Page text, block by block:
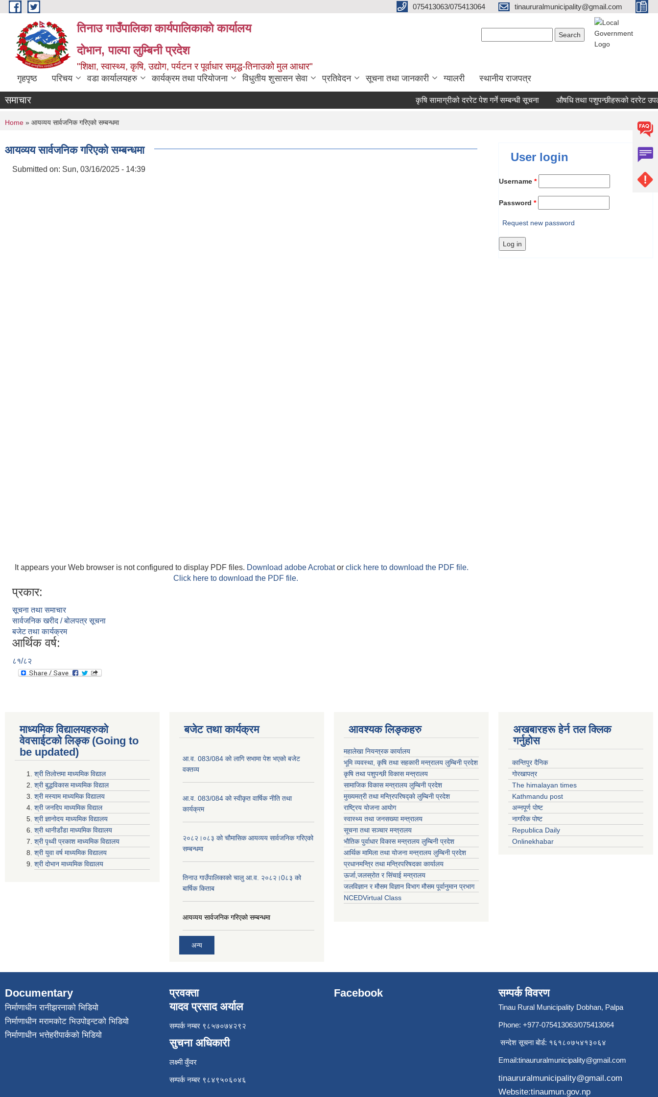
Skip to main content 075413063/075413064 tinaururalmunicipality@gmail.com
तिनाउ गाउँपालिका कार्यपालिकाकाे कार्यालय
दोभान, पाल्पा लुम्बिनी प्रदेश
"शिक्षा, स्वास्थ्य, कृषि, उद्योग, पर्यटन र पूर्वाधार समृद्ध-तिनाउको मुल आधार"
गृहपृष्ठ परिचय वडा कार्यालयहरु कार्यक्रम तथा परियोजना विधुतीय शुसासन सेवा प्रतिवेदन सूचना तथा जानकारी ग्यालरी स्थानीय राजपत्र
समाचार कृषि सामाग्रीको दररेट पेश गर्ने सम्बन्धी सूचना औषधि तथा पशुपन्छीहरूको दररेट
You are here
Home » आयव्यय सार्वजनिक गरिएको सम्बन्धमा
आयव्यय सार्वजनिक गरिएको सम्बन्धमा
Submitted on: Sun, 03/16/2025 - 14:39
It appears your Web browser is not configured to display PDF files. Download adobe Acrobator click here to download the PDF file.
Click here to download the PDF file.
प्रकार:
सूचना तथा समाचार
सार्वजनिक खरीद / बोलपत्र सूचना
बजेट तथा कार्यक्रम
आर्थिक वर्ष:
८१/८२
User login
Username *
Password *
Request new password
माध्यमिक विद्यालयहरुकाे
वेवसाईटको लिङ्क (Going to
be updated)
श्री तिलाेत्तमा माध्यमिक विद्याल
श्री बुद्धविकास माध्यमिक विद्याल
श्री मस्याम माध्यमिक विद्यालय
श्री जनदिप माध्यमिक विद्याल
श्री ज्ञानोदय माध्यमिक विद्यालय
श्री थानीडाँडा माध्यमिक विद्यालय
श्री पृथ्वी प्रकाश माध्यमिक विद्यालय
श्री युवा वर्ष माध्यमिक विद्यालय
श्री दोभान माध्यमिक विद्यालय
बजेट तथा कार्यक्रम
आ.व. 083/084 को लागि सभामा पेश भएको बजेट
वक्तव्य
आ.व. 083/084 को स्वीकृत वार्षिक नीति तथा
कार्यक्रम
२०८२।०८३ को चौमासिक आयव्यय सार्वजनिक गरिएको
सम्बन्धमा
तिनाउ गाउँपालिकाको चालु आ.व. २०८२।0८३ को
बार्षिक किताब
आयव्यय सार्वजनिक गरिएको सम्बन्धमा
अन्य
आवश्यक लिङ्कहरु
महालेखा नियन्त्रक कार्यालय
भूमि व्यवस्था, कृषि तथा सहकारी मन्त्रालय लुम्बिनी प्रदेश
कृषि तथा पशुपन्छी विकास मन्त्रालय
सामाजिक विकास मन्त्रालय लुम्बिनी प्रदेश
मुख्यमत्री तथा मन्त्रिपरिषद्काे लुम्बिनी प्रदेश
राष्ट्रिय योजना आयोग
स्वास्थ्य तथा जनसख्या मन्त्रालय
सूचना तथा सञ्चार मन्त्रालय
भाैतिक पुर्वाधार विकास मन्त्रालय लुम्बिनी प्रदेश
आर्थिक मामिला तथा योजना मन्त्रालय लुम्बिनी प्रदेश
प्रधानमन्त्रि तथा मन्त्रिपरिषदका कार्यालय
ऊर्जा,जलस्रोत र सिंचाई मन्त्रालय
जलविज्ञान र मौसम विज्ञान विभाग मौसम पूर्वानुमान प्रभाग
NCEDVirtual Class
अखबारहरू हेर्न तल क्लिक
गर्नुहोस
कान्तिपुर दैनिक
गोरखापत्र
The himalayan times
Kathmandu post
अन्नपूर्ण पोष्ट
नागरिक पोष्ट
Republica Daily
Onlinekhabar
Documentary
निर्माणाधीन रानीझरनाको भिडियो
निर्माणाधीन मरामकोट भिउपोइन्टको भिडियो
निर्माणाधीन भत्तेहरीपार्कको भिडियो
प्रवक्ता
यादव प्रसाद अर्याल
सम्पर्क नम्बर ९८५७०७४२९२
सुचना अधिकारी
लक्ष्मी कुँवर
सम्पर्क नम्बर ९८४९५०६०४६
Facebook सम्पर्क विवरण
Tinau Rural Municipality Dobhan, Palpa
Phone: +977-075413063/075413064
सन्देश सूचना बोर्ड: १६१८०७५४१३०६४
Email:tinaururalmunicipality@gmail.com
tinaururalmunicipality@gmail.com
Website:tinaumun.gov.np